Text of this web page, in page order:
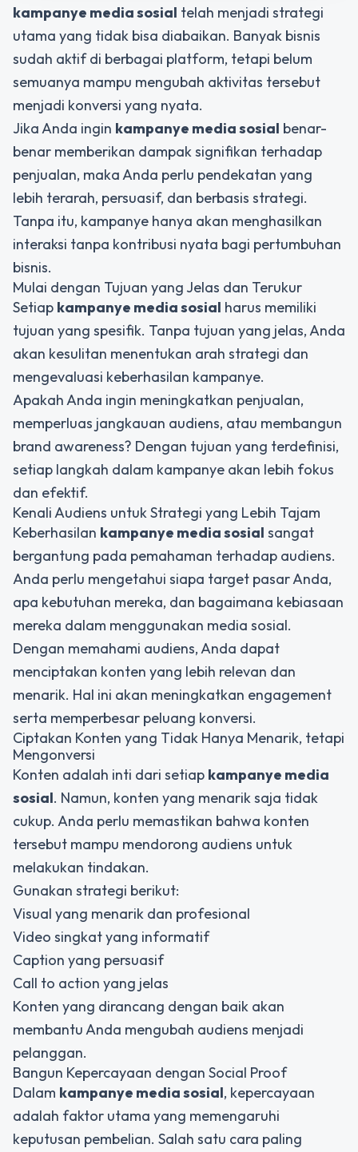
kampanye media sosial telah menjadi strategi
utama yang tidak bisa diabaikan. Banyak bisnis
sudah aktif di berbagai platform, tetapi belum
semuanya mampu mengubah aktivitas tersebut
menjadi konversi yang nyata.
Jika Anda ingin kampanye media sosial benar-
benar memberikan dampak signifikan terhadap
penjualan, maka Anda perlu pendekatan yang
lebih terarah, persuasif, dan berbasis strategi.
Tanpa itu, kampanye hanya akan menghasilkan
interaksi tanpa kontribusi nyata bagi pertumbuhan
bisnis.
Mulai dengan Tujuan yang Jelas dan Terukur
Setiap kampanye media sosial harus memiliki
tujuan yang spesifik. Tanpa tujuan yang jelas, Anda
akan kesulitan menentukan arah strategi dan
mengevaluasi keberhasilan kampanye.
Apakah Anda ingin meningkatkan penjualan,
memperluas jangkauan audiens, atau membangun
brand awareness? Dengan tujuan yang terdefinisi,
setiap langkah dalam kampanye akan lebih fokus
dan efektif.
Kenali Audiens untuk Strategi yang Lebih Tajam
Keberhasilan kampanye media sosial sangat
bergantung pada pemahaman terhadap audiens.
Anda perlu mengetahui siapa target pasar Anda,
apa kebutuhan mereka, dan bagaimana kebiasaan
mereka dalam menggunakan media sosial.
Dengan memahami audiens, Anda dapat
menciptakan konten yang lebih relevan dan
menarik. Hal ini akan meningkatkan engagement
serta memperbesar peluang konversi.
Ciptakan Konten yang Tidak Hanya Menarik, tetapi
Mengonversi
Konten adalah inti dari setiap kampanye media
sosial. Namun, konten yang menarik saja tidak
cukup. Anda perlu memastikan bahwa konten
tersebut mampu mendorong audiens untuk
melakukan tindakan.
Gunakan strategi berikut:
Visual yang menarik dan profesional
Video singkat yang informatif
Caption yang persuasif
Call to action yang jelas
Konten yang dirancang dengan baik akan
membantu Anda mengubah audiens menjadi
pelanggan.
Bangun Kepercayaan dengan Social Proof
Dalam kampanye media sosial, kepercayaan
adalah faktor utama yang memengaruhi
keputusan pembelian. Salah satu cara paling